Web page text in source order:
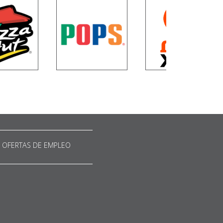
OFERTAS DE EMPLEO